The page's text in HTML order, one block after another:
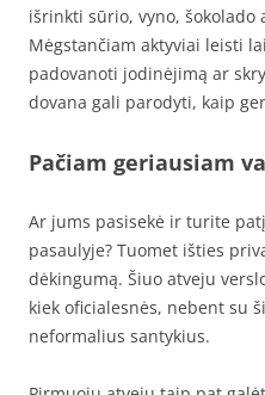
išrinkti sūrio, vyno,
Mėgstančiam aktyviai leisti
padovanoti jodinėjimą ar
dovana gali parodyti, kaip
Pačiam geriausiam
Ar jums pasisekė ir turite
pasaulyje? Tuomet išties
dėkingumą. Šiuo atveju
kiek oficialesnės, nebent su
neformalius santykius.